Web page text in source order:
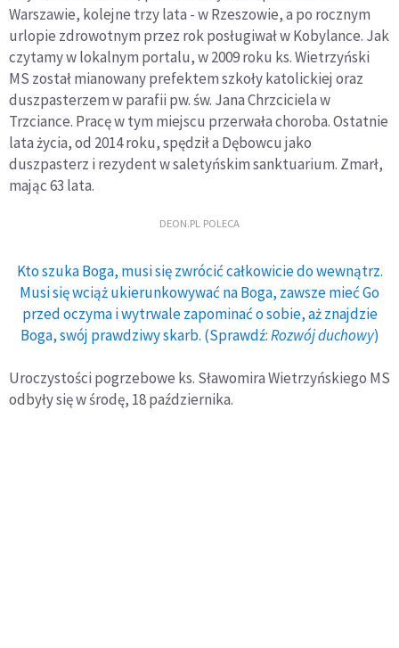
Warszawie, kolejne trzy lata - w Rzeszowie, a po rocznym
urlopie zdrowotnym przez rok posługiwał w Kobylance. Jak
czytamy w lokalnym portalu, w 2009 roku ks. Wietrzyński
MS został mianowany prefektem szkoły katolickiej oraz
duszpasterzem w parafii pw. św. Jana Chrzciciela w
Trzciance. Pracę w tym miejscu przerwała choroba. Ostatnie
lata życia, od 2014 roku, spędził a Dębowcu jako
duszpasterz i rezydent w saletyńskim sanktuarium. Zmarł,
mając 63 lata.
DEON.PL POLECA
Kto szuka Boga, musi się zwrócić całkowicie do wewnątrz.
Musi się wciąż ukierunkowywać na Boga, zawsze mieć Go
przed oczyma i wytrwale zapominać o sobie, aż znajdzie
Boga, swój prawdziwy skarb. (Sprawdź:Rozwój duchowy)
Uroczystości pogrzebowe ks. Sławomira Wietrzyńskiego MS
odbyły się w środę, 18 października.